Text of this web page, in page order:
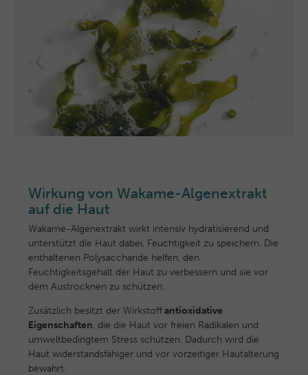
Wirkung von Wakame-Algenextrakt
auf die Haut
Wakame-Algenextrakt wirkt intensiv hydratisierend und
unterstützt die Haut dabei, Feuchtigkeit zu speichern. Die
enthaltenen Polysaccharide helfen, den
Feuchtigkeitsgehalt der Haut zu verbessern und sie vor
dem Austrocknen zu schützen.
Zusätzlich besitzt der Wirkstoffantioxidative
Eigenschaften, die die Haut vor freien Radikalen und
umweltbedingtem Stress schützen. Dadurch wird die
Haut widerstandsfähiger und vor vorzeitiger Hautalterung
bewahrt.